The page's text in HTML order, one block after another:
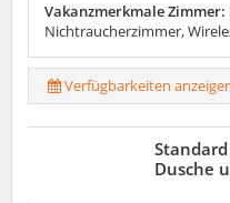
Vakanzmerkmale Zimmer:
Nichtraucherzimmer,
Verfügbarkeiten
Dusche